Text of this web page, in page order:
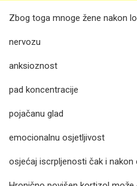
Zbog toga mnoge žene nakon
nervozu
anksioznost
pad koncentracije
pojačanu glad
emocionalnu osjetljivost
osjećaj iscrpljenosti čak i nakon